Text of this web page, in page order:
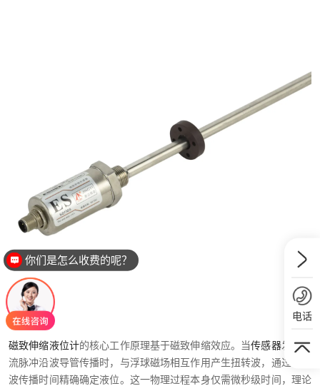
磁致伸缩液位计的核心工作原理基于磁致伸缩效应。当传感器发射电
流脉冲沿波导管传播时，与浮球磁场相互作用产生扭转波，通过计算
波传播时间精确确定液位。这一物理过程本身仅需微秒级时间，理论
电话
你们是怎么收费的呢？